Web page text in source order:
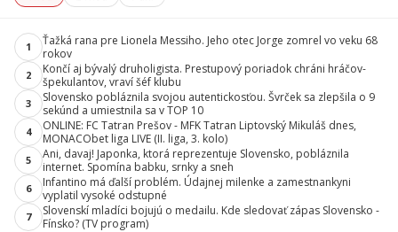
1
Ťažká rana pre Lionela Messiho. Jeho otec Jorge zomrel vo veku 68
rokov
2
Končí aj bývalý druholigista. Prestupový poriadok chráni hráčov-
špekulantov, vraví šéf klubu
3
Slovensko pobláznila svojou autentickosťou. Švrček sa zlepšila o 9
sekúnd a umiestnila sa v TOP 10
4
ONLINE: FC Tatran Prešov - MFK Tatran Liptovský Mikuláš dnes,
MONACObet liga LIVE (II. liga, 3. kolo)
5
Ani, davaj! Japonka, ktorá reprezentuje Slovensko, pobláznila
internet. Spomína babku, srnky a sneh
6
Infantino má ďalší problém. Údajnej milenke a zamestnankyni
vyplatil vysoké odstupné
7
Slovenskí mladíci bojujú o medailu. Kde sledovať zápas Slovensko -
Fínsko? (TV program)